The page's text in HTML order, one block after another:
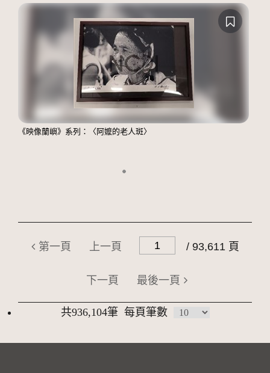
《映像蘭嶼》系列：〈阿嬤的老人斑〉
第一頁 上一頁 / 93,611 頁
下一頁 最後一頁
共936,104筆 每頁筆數